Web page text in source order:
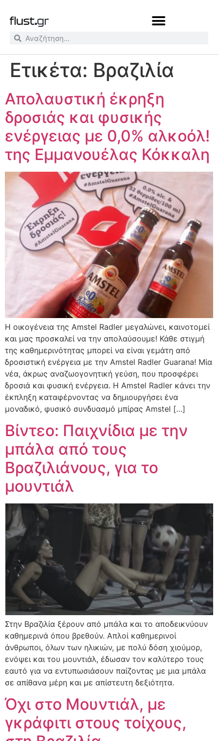
Ετικέτα: Βραζιλία
Απολαυστική έκρηξη
δροσιάς και φυσικής
ενέργειας με 0,0% αλκοόλ!
της Εμμανουέλας Κόκκαλη
H οικογένεια της Amstel Radler μεγαλώνει, καινοτομεί
και μας προσκαλεί να την απολαύσουμε! Κάθε στιγμή
της καθημερινότητας μπορεί να είναι γεμάτη από
δροσιστική ενέργεια με την Amstel Radler Guarana! Μία
νέα, άκρως αναζωογονητική γεύση, που προσφέρει
δροσιά και φυσική ενέργεια. Η Amstel Radler κάνει την
έκπληξη καταφέρνοντας να δημιουργήσει ένα
μοναδικό, φυσικό συνδυασμό μπίρας Amstel […]
Βίντεο: Παιχνίδια με την
μπάλα από τους
Βραζιλιάνους, για το
μουντιάλ
Στην Βραζιλία ξέρουν από μπάλα και το αποδεικνύουν
καθημερινά όπου βρεθούν. Απλοί καθημερινοί
άνθρωποι, όλων των ηλικιών, με πολύ δόση χιούμορ,
ενόψει και του μουντιάλ, έδωσαν τον καλύτερο τους
εαυτό για να εντυπωσιάσουν παίζοντας με μια μπάλα
σε απίθανα μέρη και με απίστευτη δεξιότητα.
Όχι στο Μουντιάλ, με
γκράφιτι στους τοίχους,